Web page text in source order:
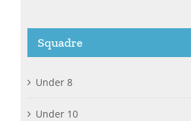
Squadre
Under 8
Under 10